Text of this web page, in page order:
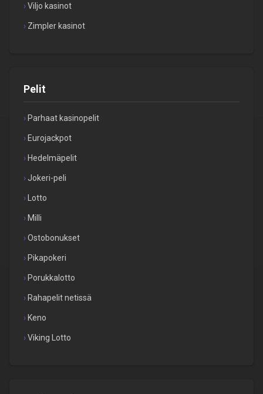
Viljo kasinot
Zimpler kasinot
Pelit
Parhaat kasinopelit
Eurojackpot
Hedelmäpelit
Jokeri-peli
Lotto
Milli
Ostobonukset
Pikapokeri
Porukkalotto
Rahapelit netissä
Keno
Viking Lotto